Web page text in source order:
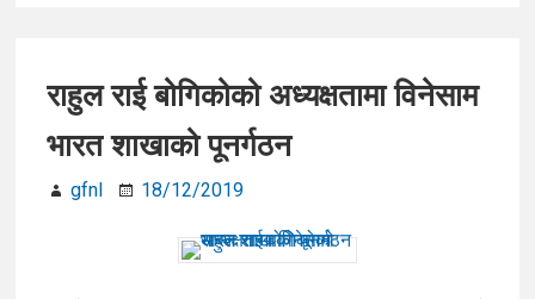
कार्यक्रम
राहुल राई बोगिकोको अध्यक्षतामा विनेसाम
भारत शाखाको पूनर्गठन
gfnl 18/12/2019